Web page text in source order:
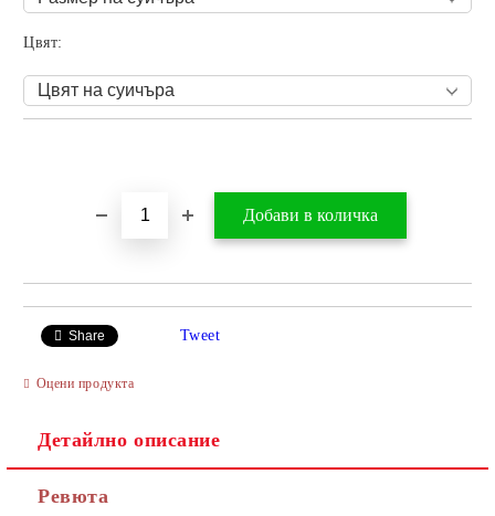
Цвят:
Share Tweet
Оцени продукта
Детайлно описание
Ревюта